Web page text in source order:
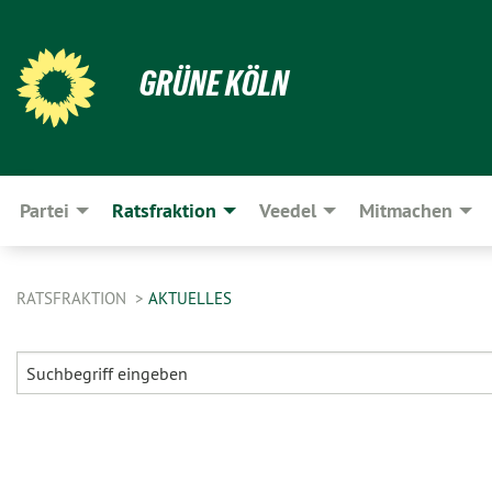
GRÜNE KÖLN
Partei Ratsfraktion Veedel Mitmachen
RATSFRAKTION AKTUELLES